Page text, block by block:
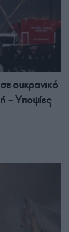
ουκρανικό
– Υποψίες